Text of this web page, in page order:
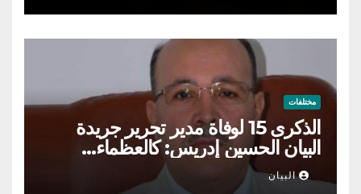
مختلفات
الذكرى 15 لوفاة مدير تحرير جريدة
البيان الحسين إدريس: كالعظماء…
عاش شامخا ورحل واقفا
البيان